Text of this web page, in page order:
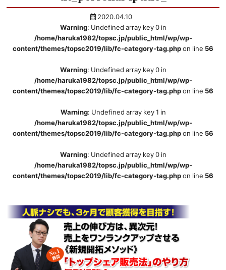
2020.04.10
Warning: Undefined array key 0 in
/home/haruka1982/topsc.jp/public_html/wp/wp-
content/themes/topsc2019/lib/fc-category-tag.phpon line 56
Warning: Undefined array key 0 in
/home/haruka1982/topsc.jp/public_html/wp/wp-
content/themes/topsc2019/lib/fc-category-tag.phpon line 56
Warning: Undefined array key 1 in
/home/haruka1982/topsc.jp/public_html/wp/wp-
content/themes/topsc2019/lib/fc-category-tag.phpon line 56
Warning: Undefined array key 0 in
/home/haruka1982/topsc.jp/public_html/wp/wp-
content/themes/topsc2019/lib/fc-category-tag.phpon line 56